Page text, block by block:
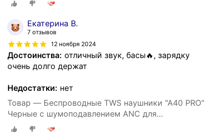
Екатерина В.
7 отзывов
12 ноября 2024
Достоинства: отличный звук, басы🔥, зарядку
очень долго держат
Недостатки: нет
Товар — Беспроводные TWS наушники "A40 PRO"
Черные с шумоподавлением ANC для
iPhone/Android сенсорные